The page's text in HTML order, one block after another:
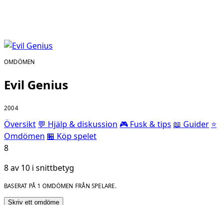
OMDÖMEN
Evil Genius
2004
Översikt 💬 Hjälp & diskussion 🎮 Fusk & tips 📖 Guider ⭐
Omdömen 🏪 Köp spelet
8
8 av 10 i snittbetyg
BASERAT PÅ 1 OMDÖMEN FRÅN SPELARE.
Skriv ett omdöme